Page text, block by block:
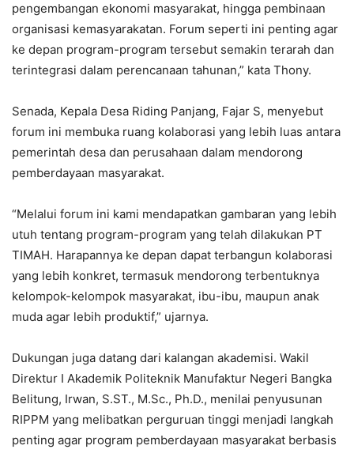
pengembangan ekonomi masyarakat, hingga pembinaan
organisasi kemasyarakatan. Forum seperti ini penting agar
ke depan program-program tersebut semakin terarah dan
terintegrasi dalam perencanaan tahunan,” kata Thony.
Senada, Kepala Desa Riding Panjang, Fajar S, menyebut
forum ini membuka ruang kolaborasi yang lebih luas antara
pemerintah desa dan perusahaan dalam mendorong
pemberdayaan masyarakat.
“Melalui forum ini kami mendapatkan gambaran yang lebih
utuh tentang program-program yang telah dilakukan PT
TIMAH. Harapannya ke depan dapat terbangun kolaborasi
yang lebih konkret, termasuk mendorong terbentuknya
kelompok-kelompok masyarakat, ibu-ibu, maupun anak
muda agar lebih produktif,” ujarnya.
Dukungan juga datang dari kalangan akademisi. Wakil
Direktur I Akademik Politeknik Manufaktur Negeri Bangka
Belitung, Irwan, S.ST., M.Sc., Ph.D., menilai penyusunan
RIPPM yang melibatkan perguruan tinggi menjadi langkah
penting agar program pemberdayaan masyarakat berbasis